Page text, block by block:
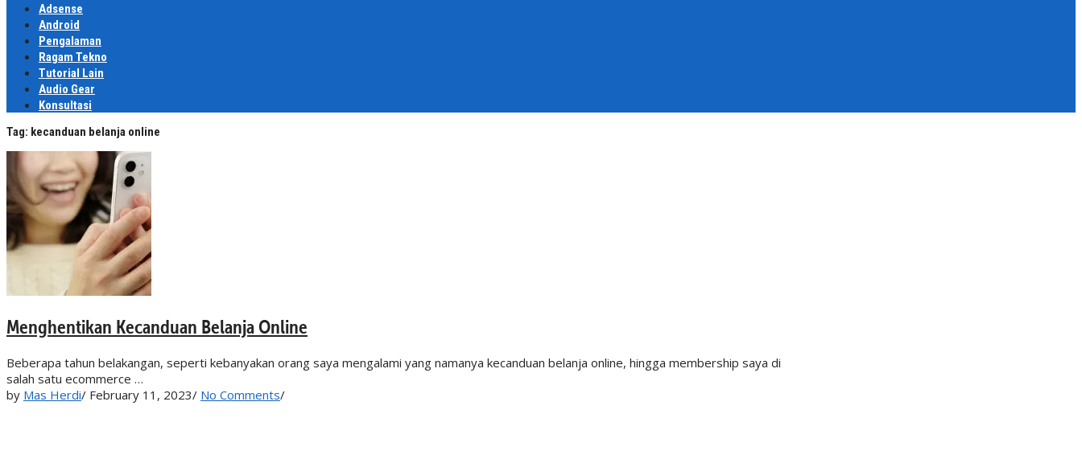
Adsense
Android
Pengalaman
Ragam Tekno
Tutorial Lain
Audio Gear
Konsultasi
Tag: kecanduan belanja online
Menghentikan Kecanduan Belanja Online
Beberapa tahun belakangan, seperti kebanyakan orang saya mengalami yang namanya kecanduan belanja online, hingga membership saya di
salah satu ecommerce …
by Mas Herdi/ February 11, 2023/ No Comments/